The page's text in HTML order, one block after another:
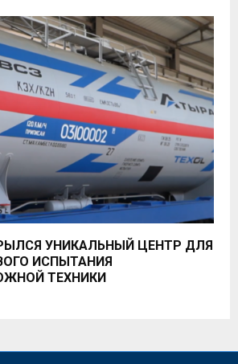
УНИКАЛЬНЫЙ ЦЕНТР ДЛЯ
ИСПЫТАНИЯ
ТЕХНИКИ